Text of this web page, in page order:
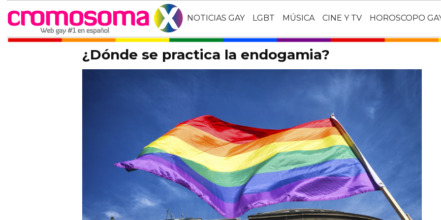
NOTICIAS GAY LGBT MÚSICA CINE Y TV HOROSCOPO
¿Dónde se practica la endogamia?